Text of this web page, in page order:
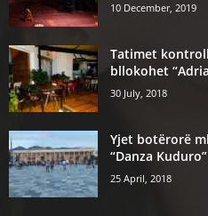
10 December, 2019
Tatimet
bllokohet
30 July, 2018
Yjet botërorë
“Danza
25 April, 2018